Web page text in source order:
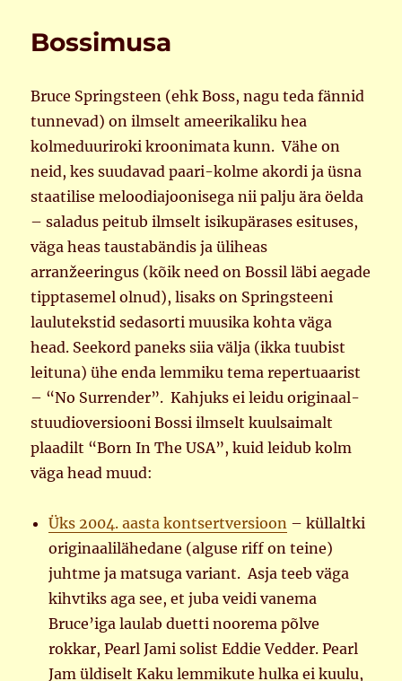
Bossimusa
Bruce Springsteen (ehk Boss, nagu teda fännid
tunnevad) on ilmselt ameerikaliku hea
kolmeduuriroki kroonimata kunn. Vähe on
neid, kes suudavad paari-kolme akordi ja üsna
staatilise meloodiajoonisega nii palju ära öelda
– saladus peitub ilmselt isikupärases esituses,
väga heas taustabändis ja üliheas
arranžeeringus (kõik need on Bossil läbi aegade
tipptasemel olnud), lisaks on Springsteeni
laulutekstid sedasorti muusika kohta väga
head. Seekord paneks siia välja (ikka tuubist
leituna) ühe enda lemmiku tema repertuaarist
– “No Surrender”. Kahjuks ei leidu originaal-
stuudioversiooni Bossi ilmselt kuulsaimalt
plaadilt “Born In The USA”, kuid leidub kolm
väga head muud:
Üks 2004. aasta kontsertversioon – küllaltki
originaalilähedane (alguse riff on teine)
juhtme ja matsuga variant. Asja teeb väga
kihvtiks aga see, et juba veidi vanema
Bruce’iga laulab duetti noorema põlve
rokkar, Pearl Jami solist Eddie Vedder. Pearl
Jam üldiselt Kaku lemmikute hulka ei kuulu,